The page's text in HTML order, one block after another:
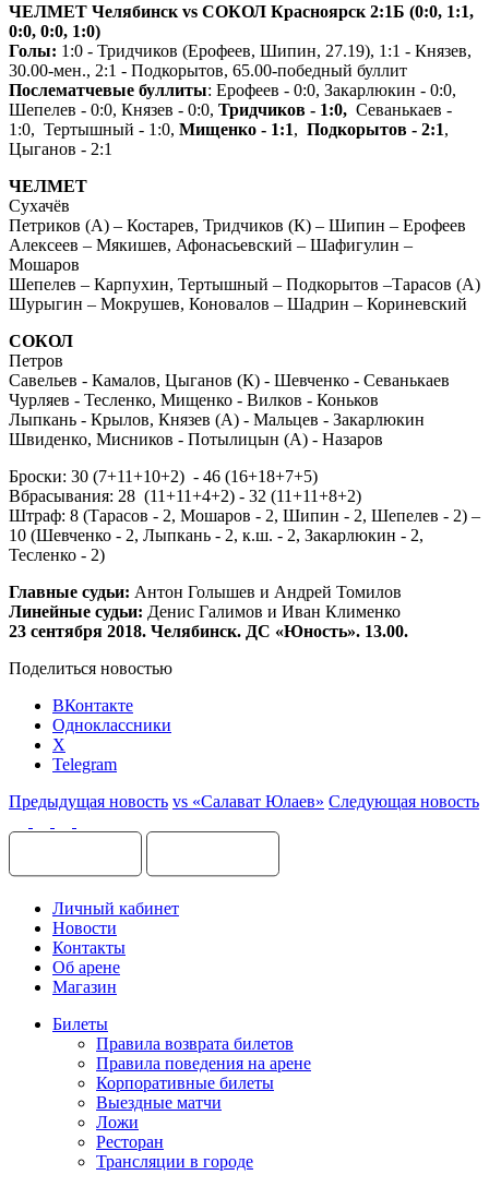
ЧЕЛМЕТ Челябинск vs СОКОЛ Красноярск 2:1Б (0:0, 1:1,
0:0, 0:0, 1:0)
Голы: 1:0 - Тридчиков (Ерофеев, Шипин, 27.19), 1:1 - Князев,
30.00-мен., 2:1 - Подкорытов, 65.00-победный буллит
Послематчевые буллиты: Ерофеев - 0:0, Закарлюкин - 0:0,
Шепелев - 0:0, Князев - 0:0, Тридчиков - 1:0, Севанькаев -
1:0, Тертышный - 1:0, Мищенко - 1:1, Подкорытов - 2:1,
Цыганов - 2:1
ЧЕЛМЕТ
Сухачёв
Петриков (А) – Костарев, Тридчиков (К) – Шипин – Ерофеев
Алексеев – Мякишев, Афонасьевский – Шафигулин –
Мошаров
Шепелев – Карпухин, Тертышный – Подкорытов –Тарасов (А)
Шурыгин – Мокрушев, Коновалов – Шадрин – Кориневский
СОКОЛ
Петров
Савельев - Камалов, Цыганов (К) - Шевченко - Севанькаев
Чурляев - Тесленко, Мищенко - Вилков - Коньков
Лыпкань - Крылов, Князев (А) - Мальцев - Закарлюкин
Швиденко, Мисников - Потылицын (А) - Назаров
Броски: 30 (7+11+10+2) - 46 (16+18+7+5)
Вбрасывания: 28 (11+11+4+2) - 32 (11+11+8+2)
Штраф: 8 (Тарасов - 2, Мошаров - 2, Шипин - 2, Шепелев - 2) –
10 (Шевченко - 2, Лыпкань - 2, к.ш. - 2, Закарлюкин - 2,
Тесленко - 2)
Главные судьи: Антон Голышев и Андрей Томилов
Линейные судьи: Денис Галимов и Иван Клименко
23 сентября 2018. Челябинск. ДС «Юность». 13.00.
Поделиться новостью
ВКонтакте
Одноклассники
X
Telegram
Предыдущая новость vs «Салават Юлаев» Следующая новость
Личный кабинет
Новости
Контакты
Об арене
Магазин
Билеты
Правила возврата билетов
Правила поведения на арене
Корпоративные билеты
Выездные матчи
Ложи
Ресторан
Трансляции в городе